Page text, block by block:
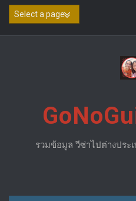
Skip
รวมข้อมูล วีซ่าไปต่างประ